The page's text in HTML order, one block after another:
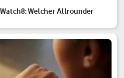
Welcher Allrounder